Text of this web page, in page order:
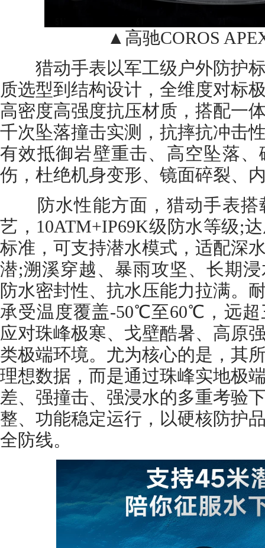
▲高驰COROS
猎动手表以军工级户外防护标
质选型到结构设计，全维度对标
高密度高强度抗压材质，搭配一
千次坠落撞击实测，抗摔抗冲击
有效抵御岩壁重击、高空坠落
伤，杜绝机身变形、镜面碎裂、
防水性能方面，猎动手表搭
艺，10ATM+IP69K级防水等级;
标准，可支持潜水模式，适配深
潜;溯溪穿越、暴雨攻坚、长期
防水密封性、抗水压能力拉满。
承受温度覆盖-50℃至60℃，远超
应对珠峰极寒、戈壁酷暑、高原
类极端环境。尤为核心的是，其
理想数据，而是通过珠峰实地极
差、强撞击、强浸水的多重考验
整、功能稳定运行，以硬核防护
全防线。